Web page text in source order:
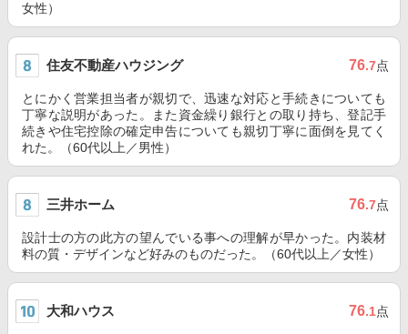
女性）
住友不動産ハウジング 76.7点
とにかく営業担当者が親切で、迅速な対応と手続きについても
丁寧な説明があった。また資金繰り銀行との取り持ち、登記手
続きや住宅控除の確定申告についても親切丁寧に面倒を見てく
れた。（60代以上／男性）
三井ホーム 76.7点
設計士の方の此方の望んでいる事への理解が早かった。内装材
料の質・デザインなど好みのものだった。（60代以上／女性）
大和ハウス 76.1点